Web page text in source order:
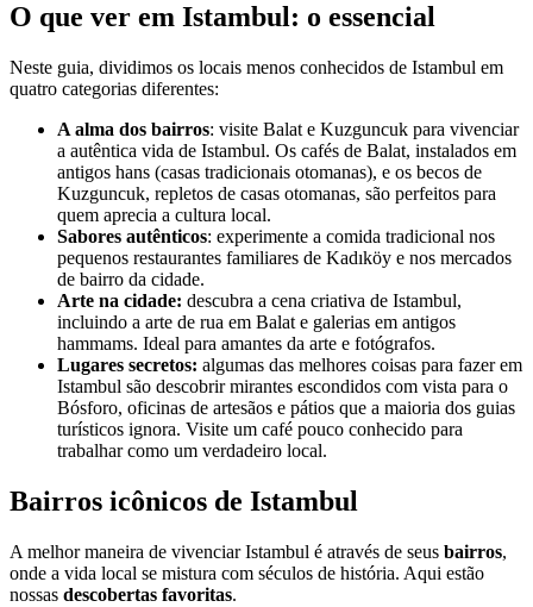
O que ver em Istambul: o essencial
Neste guia, dividimos os locais menos conhecidos de Istambul em
quatro categorias diferentes:
A alma dos bairros: visite Balat e Kuzguncuk para vivenciar
a autêntica vida de Istambul. Os cafés de Balat, instalados em
antigos hans (casas tradicionais otomanas), e os becos de
Kuzguncuk, repletos de casas otomanas, são perfeitos para
quem aprecia a cultura local.
Sabores autênticos: experimente a comida tradicional nos
pequenos restaurantes familiares de Kadıköy e nos mercados
de bairro da cidade.
Arte na cidade: descubra a cena criativa de Istambul,
incluindo a arte de rua em Balat e galerias em antigos
hammams. Ideal para amantes da arte e fotógrafos.
Lugares secretos: algumas das melhores coisas para fazer em
Istambul são descobrir mirantes escondidos com vista para o
Bósforo, oficinas de artesãos e pátios que a maioria dos guias
turísticos ignora. Visite um café pouco conhecido para
trabalhar como um verdadeiro local.
Bairros icônicos de Istambul
A melhor maneira de vivenciar Istambul é através de seus bairros,
onde a vida local se mistura com séculos de história. Aqui estão
nossas descobertas favoritas.